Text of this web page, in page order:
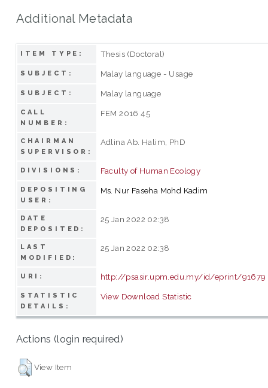
Additional Metadata
ITEM TYPE: Thesis (Doctoral)
SUBJECT: Malay language - Usage
SUBJECT: Malay language
CALL
NUMBER:
FEM 2016 45
CHAIRMAN
SUPERVISOR:
Adlina Ab. Halim, PhD
DIVISIONS: Faculty of Human Ecology
DEPOSITING
USER:
Ms. Nur Faseha Mohd Kadim
DATE
DEPOSITED:
25 Jan 2022 02:38
LAST
MODIFIED:
25 Jan 2022 02:38
URI: http://psasir.upm.edu.my/id/eprint/91679
STATISTIC
DETAILS:
View Download Statistic
Actions (login required)
View Item